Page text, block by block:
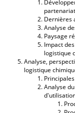
Dernières
Analyse
Paysage
Impact
logistique
Analyse,
logistique
Analyse